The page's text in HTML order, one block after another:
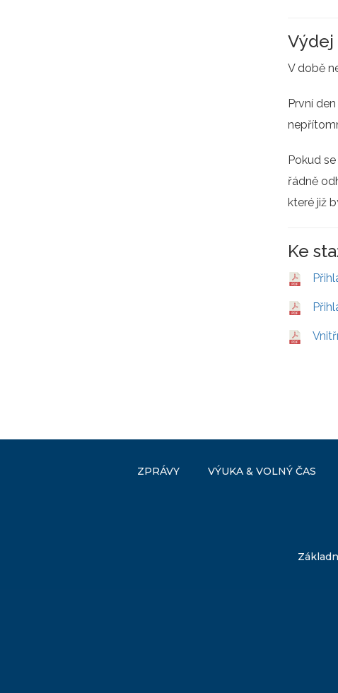
Výdej
V době
První
Pokud
řádně
které již
Ke
ZPRÁVY VÝUKA & VOLNÝ ČAS